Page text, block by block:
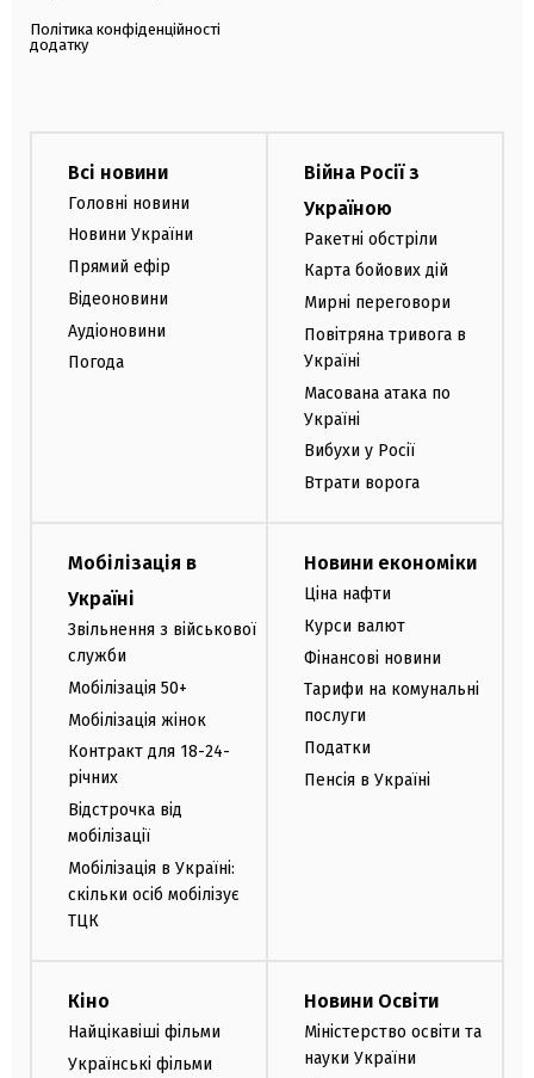
Політика конфіденційності
додатку
Всі новини
Головні новини
Новини України
Прямий ефір
Відеоновини
Аудіоновини
Погода
Війна Росії з
Україною
Ракетні обстріли
Карта бойових дій
Мирні переговори
Повітряна тривога в
Україні
Масована атака по
Україні
Вибухи у Росії
Втрати ворога
Мобілізація в
Україні
Звільнення з військової
служби
Мобілізація 50+
Мобілізація жінок
Контракт для 18-24-
річних
Відстрочка від
мобілізації
Мобілізація в Україні:
скільки осіб мобілізує
ТЦК
Новини економіки
Ціна нафти
Курси валют
Фінансові новини
Тарифи на комунальні
послуги
Податки
Пенсія в Україні
Кіно
Найцікавіші фільми
Українські фільми
Новини Освіти
Міністерство освіти та
науки України